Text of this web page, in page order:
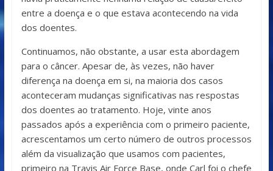
entre a doença e o que estava acontecendo na vida
dos doentes.
Continuamos, não obstante, a usar esta abordagem
para o câncer. Apesar de, às vezes, não haver
diferença na doença em si, na maioria dos casos
aconteceram mudanças significativas nas respostas
dos doentes ao tratamento. Hoje, vinte anos
passados após a experiência com o primeiro paciente,
acrescentamos um certo número de outros processos
além da visualização que usamos com pacientes,
primeiro na Travis Air Force Base, onde Carl foi o chefe